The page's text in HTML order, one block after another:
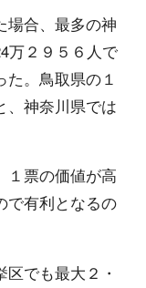
場合、最多の神
万２９５６人で
。鳥取県の１
、神奈川県では
１票の価値が高
で有利となるの
でも最大２・